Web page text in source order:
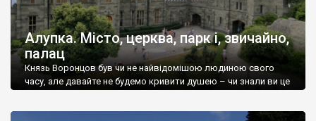
Алупка. Місто, церква, парк і, звичайно,
палац
Князь Воронцов був чи не найвідомішою людиною свого
часу, але давайте не будемо кривити душею – чи знали ви це